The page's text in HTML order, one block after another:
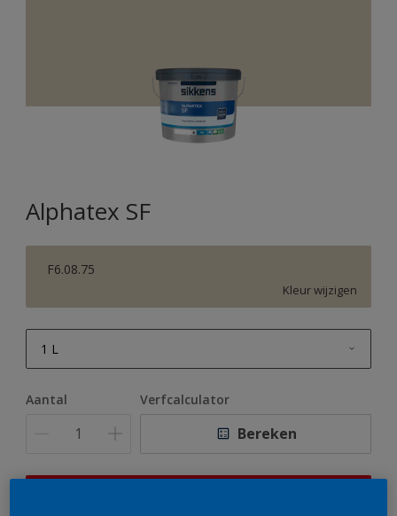
Alphatex SF
F6.08.75
Kleur wijzigen
1 L
10 L
Aantal Verfcalculator
Bereken